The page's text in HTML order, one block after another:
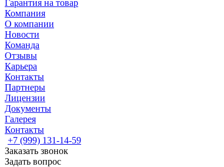
Гарантия на товар
Компания
О компании
Новости
Команда
Отзывы
Карьера
Контакты
Партнеры
Лицензии
Документы
Галерея
Контакты
+7 (999) 131-14-59
Заказать звонок
Задать вопрос